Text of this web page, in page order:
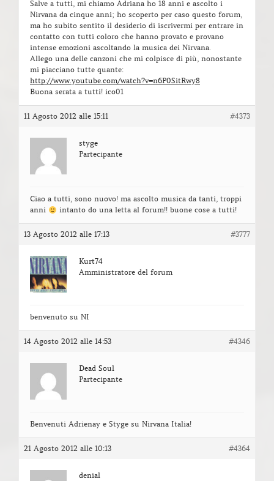
Salve a tutti, mi chiamo Adriana ho 18 anni e ascolto i
Nirvana da cinque anni; ho scoperto per caso questo forum,
ma ho subito sentito il desiderio di iscrivermi per entrare in
contatto con tutti coloro che hanno provato e provano
intense emozioni ascoltando la musica dei Nirvana.
Allego una delle canzoni che mi colpisce di più, nonostante
mi piacciano tutte quante:
http://www.youtube.com/watch?v=n6P0SitRwy8
Buona serata a tutti! ico01
11 Agosto 2012 alle 15:11 #4373
styge
Partecipante
Ciao a tutti, sono nuovo! ma ascolto musica da tanti, troppi
anni
intanto do una letta al forum!! buone cose a tutti!
13 Agosto 2012 alle 17:13 #3777
Kurt74
Amministratore del forum
benvenuto su NI
14 Agosto 2012 alle 14:53 #4346
Dead Soul
Partecipante
Benvenuti Adrienay e Styge su Nirvana Italia!
21 Agosto 2012 alle 10:13 #4364
denial